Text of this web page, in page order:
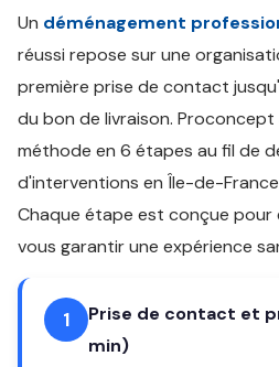
Un déménagement
réussi repose sur une
première prise de contact
du bon de livraison.
méthode en 6 étapes au fil de
d'interventions en Île-de-
Chaque étape est conçue pour
vous garantir une expérience
1
Prise de contact et
min)